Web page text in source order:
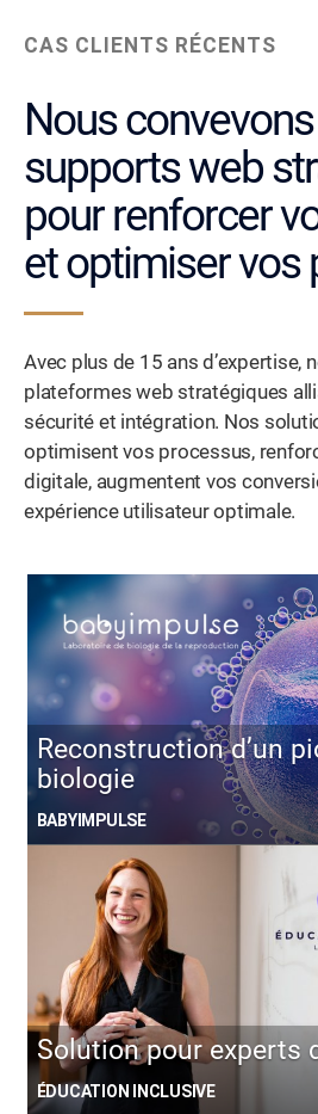
CAS CLIENTS RÉCENTS
Nous
supports web
pour renforcer
et optimiser vos
Avec plus de 15 ans d’expertise,
plateformes web stratégiques
sécurité et intégration. Nos
optimisent vos processus,
digitale, augmentent vos
expérience utilisateur optimale.
Reconstruction d’un
biologie
BABYIMPULSE
Solution pour experts
ÉDUCATION INCLUSIVE